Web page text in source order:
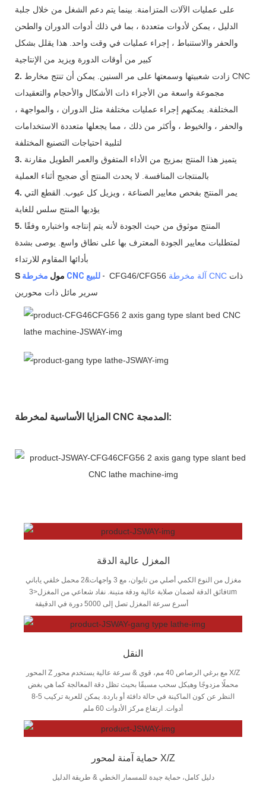
على عمليات الآلات المتزامنة. بينما يتم دعم الشغل من خلال جلبة
الدليل ، يمكن لأدوات متعددة ، بما في ذلك أدوات الدوران والطحن
والحفر والاستنباط ، إجراء عمليات في وقت واحد. هذا يقلل بشكل
كبير من أوقات الدورة ويزيد من الإنتاجية
2. زادت شعبيتها وسمعتها على مر السنين. يمكن أن تنتج مخارط CNC
مجموعة واسعة من الأجزاء ذات الأشكال والأحجام والتعقيدات
المختلفة. يمكنهم إجراء عمليات مختلفة مثل الدوران ، والمواجهة ،
والحفر ، والخيوط ، وأكثر من ذلك ، مما يجعلها متعددة الاستخدامات
لتلبية احتياجات التصنيع المختلفة
3. يتميز هذا المنتج بمزيج من الأداء المتفوق والعمر الطويل مقارنة
بالمنتجات المنافسة. لا يحدث المنتج أي ضجيج أثناء العملية
4. يمر المنتج بفحص معايير الصناعة ، ويزيل كل عيوب. القطع التي
يؤديها المنتج سلس للغاية
5. المنتج موثوق من حيث الجودة لأنه يتم إنتاجه واختباره وفقًا
لمتطلبات معايير الجودة المعترف بها على نطاق واسع. يوصى بشدة
بأدائها المقاوم للارتداء
S
مول - CFG46/CFG56 آلة مخرطة CNC
سرير مائل ذات محورين
المزايا الأساسية لمخرطة CNC المدمجة:
المغزل عالية الدقة
مغزل من النوع الكمي أصلي من تايوان، مع 3 واجهات&2 محمل خلفي ياباني
فائق الدقة لضمان صلابة عالية ودقة متينة. نفاد شعاعي من المغزل<3um
النقل
المحور Z مع برغي الرصاص 40 مم، قوي & سرعة عالية يستخدم محور X/Z
محملًا مزدوجًا وهيكل سحب مسبقًا بحيث تظل دقة المعالجة كما هي بغض
النظر عن كون الماكينة في حالة دافئة أو باردة. يمكن للعربة تركيب 5-8
أدوات. ارتفاع مركز الأدوات 60 ملم
حماية آمنة لمحور X/Z
دليل كامل، حماية جيدة للمسمار الخطي & طريقة الدليل